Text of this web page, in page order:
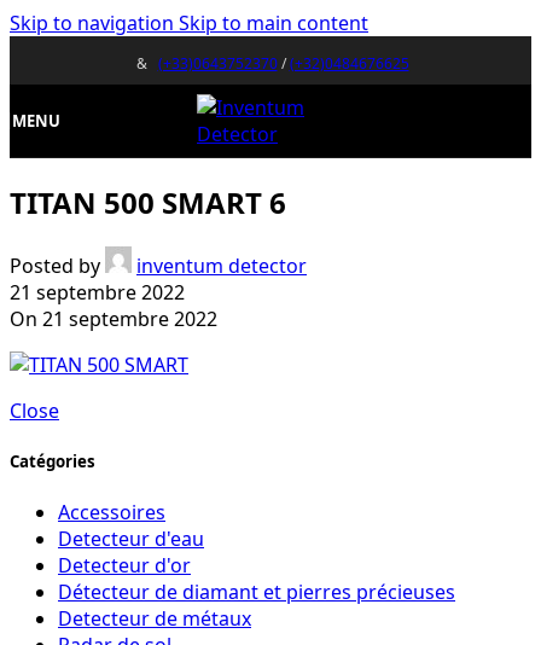
Skip to navigation Skip to main content
& (+33)0643752370/(+32)0484676625
MENU
TITAN 500 SMART 6
Posted by
inventum detector
21 septembre 2022
On 21 septembre 2022
Close
Catégories
Accessoires
Detecteur d'eau
Detecteur d'or
Détecteur de diamant et pierres précieuses
Detecteur de métaux